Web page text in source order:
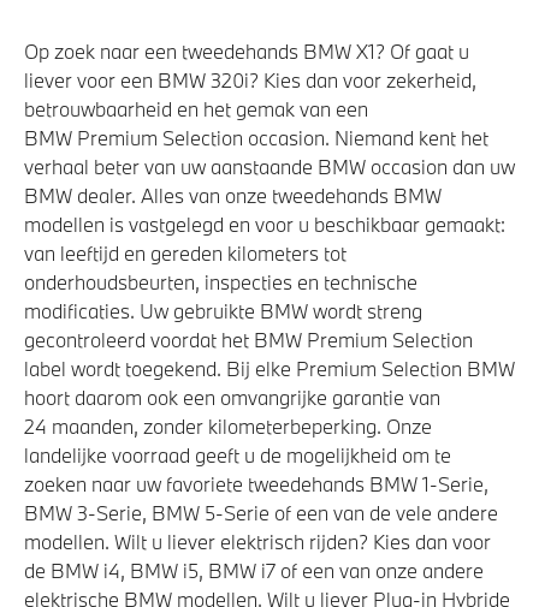
Op zoek naar een tweedehands BMW X1? Of gaat u
liever voor een BMW 320i? Kies dan voor zekerheid,
betrouwbaarheid en het gemak van een
BMW Premium Selection occasion. Niemand kent het
verhaal beter van uw aanstaande BMW occasion dan uw
BMW dealer. Alles van onze tweedehands BMW
modellen is vastgelegd en voor u beschikbaar gemaakt:
van leeftijd en gereden kilometers tot
onderhoudsbeurten, inspecties en technische
modificaties. Uw gebruikte BMW wordt streng
gecontroleerd voordat het BMW Premium Selection
label wordt toegekend. Bij elke Premium Selection BMW
hoort daarom ook een omvangrijke garantie van
24 maanden, zonder kilometerbeperking. Onze
landelijke voorraad geeft u de mogelijkheid om te
zoeken naar uw favoriete tweedehands BMW 1-Serie,
BMW 3-Serie, BMW 5-Serie of een van de vele andere
modellen. Wilt u liever elektrisch rijden? Kies dan voor
de BMW i4, BMW i5, BMW i7 of een van onze andere
elektrische BMW modellen. Wilt u liever Plug-in Hybride